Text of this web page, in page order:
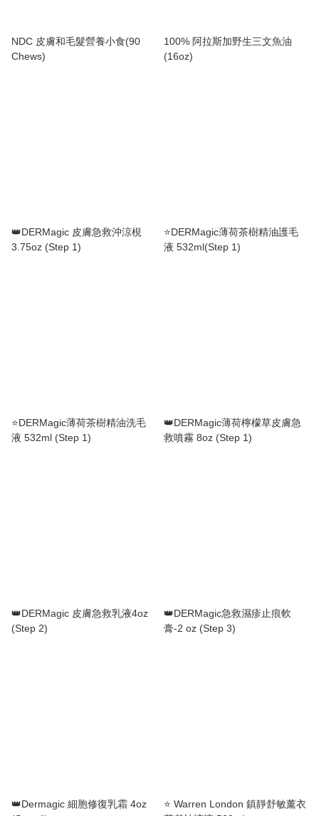
NDC 皮膚和毛髮營養小食(90
Chews)
100% 阿拉斯加野生三文魚油
(16oz)
👑DERMagic 皮膚急救沖涼梘
3.75oz (Step 1)
⭐️DERMagic薄荷茶樹精油護毛
液 532ml(Step 1)
⭐️DERMagic薄荷茶樹精油洗毛
液 532ml (Step 1)
👑DERMagic薄荷檸檬草皮膚急
救噴霧 8oz (Step 1)
👑DERMagic 皮膚急救乳液4oz
(Step 2)
👑DERMagic急救濕疹止痕軟
膏-2 oz (Step 3)
👑Dermagic 細胞修復乳霜 4oz
⭐ Warren London 鎮靜舒敏薰衣